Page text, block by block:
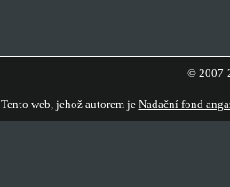
© 2007-
Tento web, jehož autorem je Nadační fond